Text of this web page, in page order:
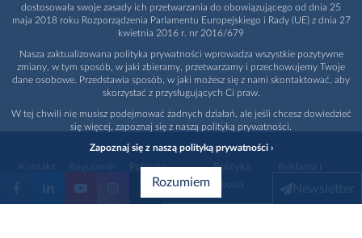
Polityka
prywatności
Polityka
promocja
dostosowała swoje zasady ich przetwarzania do obowiązującego od dnia 25
maja 2018 roku Rozporządzenia Parlamentu Europejskiego i Rady (UE) z dnia 27
kwietnia 2016 r. nr 2016/679
Nasza zaktualizowana polityka prywatności wprowadza wszystkie pozytywne
zmiany, w tym sposób, w jaki zbieramy, przetwarzamy i przechowujemy Twoje
dane osobowe. Przedstawia sposób, w jaki możesz się z nami skontaktować, aby
skorzystać z przysługujących Ci praw.
W tej chwili nie musisz podejmować żadnych działań, ale jeśli chcesz dowiedzieć
się więcej, zapoznaj się z naszą polityką prywatności.
Zapoznaj się z naszą polityką prywatności ›
Rozumiem Newsletter